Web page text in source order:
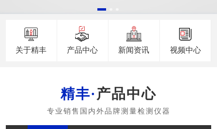
关于精丰 产品中心 新闻资讯 视频中心
产品中心